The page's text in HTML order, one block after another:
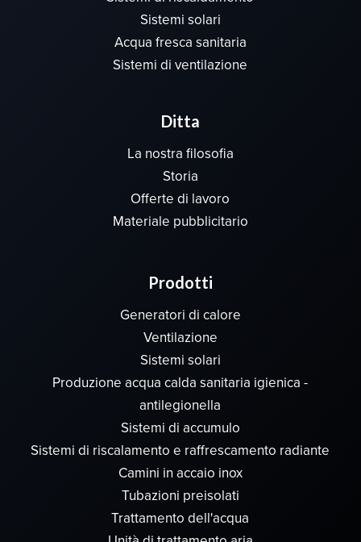
Sistemi solari
Acqua fresca sanitaria
Sistemi di ventilazione
Ditta
La nostra filosofia
Storia
Offerte di lavoro
Materiale pubblicitario
Prodotti
Generatori di calore
Ventilazione
Sistemi solari
Produzione acqua calda sanitaria igienica -
antilegionella
Sistemi di accumulo
Sistemi di riscalamento e raffrescamento radiante
Camini in accaio inox
Tubazioni preisolati
Trattamento dell'acqua